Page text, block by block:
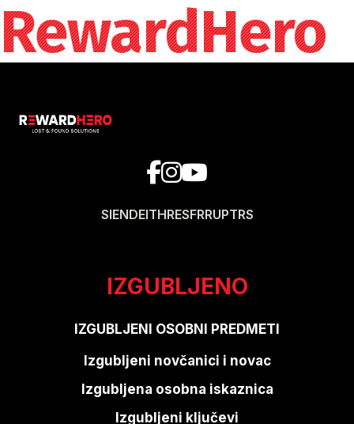
RewardHero
SIENDEITHRESFRRUPTRS
IZGUBLJENO
IZGUBLJENI OSOBNI PREDMETI
Izgubljeni novčanici i novac
Izgubljena osobna iskaznica
Izgubljeni ključevi